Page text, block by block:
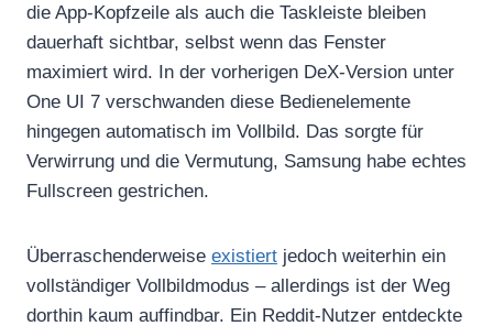
die App-Kopfzeile als auch die Taskleiste bleiben
dauerhaft sichtbar, selbst wenn das Fenster
maximiert wird. In der vorherigen DeX-Version unter
One UI 7 verschwanden diese Bedienelemente
hingegen automatisch im Vollbild. Das sorgte für
Verwirrung und die Vermutung, Samsung habe echtes
Fullscreen gestrichen.
Überraschenderweise existiert jedoch weiterhin ein
vollständiger Vollbildmodus – allerdings ist der Weg
dorthin kaum auffindbar. Ein Reddit-Nutzer entdeckte